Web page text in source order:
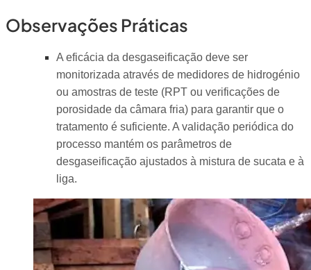
Observações Práticas
A eficácia da desgaseificação deve ser
monitorizada através de medidores de hidrogénio
ou amostras de teste (RPT ou verificações de
porosidade da câmara fria) para garantir que o
tratamento é suficiente. A validação periódica do
processo mantém os parâmetros de
desgaseificação ajustados à mistura de sucata e à
liga.